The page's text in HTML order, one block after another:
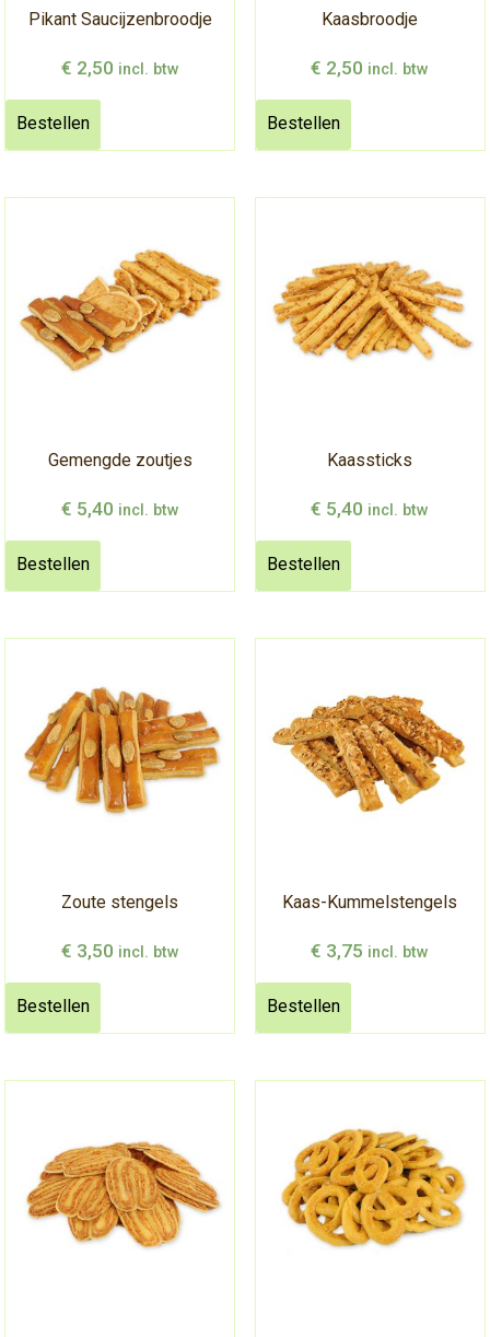
Pikant Saucijzenbroodje
€ 2,50 incl. btw
Bestellen
Kaasbroodje
€ 2,50 incl. btw
Bestellen
Gemengde zoutjes
€ 5,40 incl. btw
Bestellen
Kaassticks
€ 5,40 incl. btw
Bestellen
Zoute stengels
€ 3,50 incl. btw
Bestellen
Kaas-Kummelstengels
€ 3,75 incl. btw
Bestellen